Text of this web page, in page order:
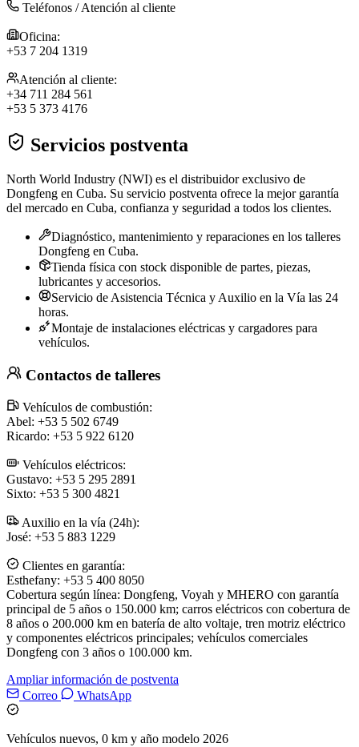
Teléfonos / Atención al cliente
Oficina:
+53 7 204 1319
Atención al cliente:
+34 711 284 561
+53 5 373 4176
Servicios postventa
North World Industry (NWI) es el distribuidor exclusivo de
Dongfeng en Cuba. Su servicio postventa ofrece la mejor garantía
del mercado en Cuba, confianza y seguridad a todos los clientes.
Diagnóstico, mantenimiento y reparaciones en los talleres
Dongfeng en Cuba.
Tienda física con stock disponible de partes, piezas,
lubricantes y accesorios.
Servicio de Asistencia Técnica y Auxilio en la Vía las 24
horas.
Montaje de instalaciones eléctricas y cargadores para
vehículos.
Contactos de talleres
Vehículos de combustión:
Abel: +53 5 502 6749
Ricardo: +53 5 922 6120
Vehículos eléctricos:
Gustavo: +53 5 295 2891
Sixto: +53 5 300 4821
Auxilio en la vía (24h):
José: +53 5 883 1229
Clientes en garantía:
Esthefany: +53 5 400 8050
Cobertura según línea: Dongfeng, Voyah y MHERO con garantía
principal de 5 años o 150.000 km; carros eléctricos con cobertura de
8 años o 200.000 km en batería de alto voltaje, tren motriz eléctrico
y componentes eléctricos principales; vehículos comerciales
Dongfeng con 3 años o 100.000 km.
Ampliar información de postventa
Correo
WhatsApp
Vehículos nuevos, 0 km y año modelo 2026